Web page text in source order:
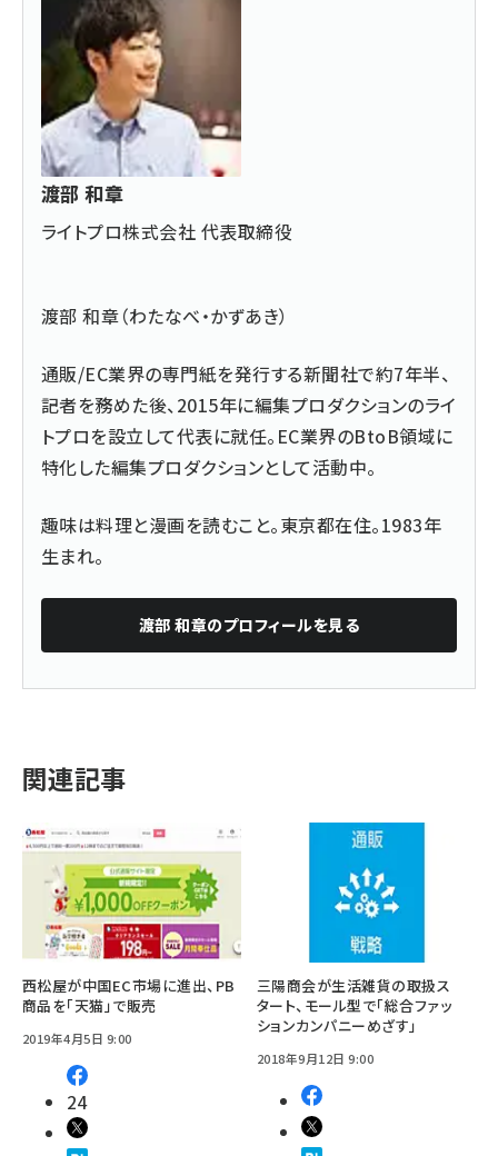
渡部 和章
ライトプロ株式会社 代表取締役
渡部 和章（わたなべ・かずあき）
通販/EC業界の専門紙を発行する新聞社で約7年半、
記者を務めた後、2015年に編集プロダクションのライ
トプロを設立して代表に就任。EC業界のBtoB領域に
特化した編集プロダクションとして活動中。
趣味は料理と漫画を読むこと。東京都在住。1983年
生まれ。
渡部 和章のプロフィールを見る
関連記事
西松屋が中国EC市場に進出、PB
商品を「天猫」で販売
2019年4月5日 9:00
24
三陽商会が生活雑貨の取扱ス
タート、モール型で「総合ファッ
ションカンパニーめざす」
2018年9月12日 9:00